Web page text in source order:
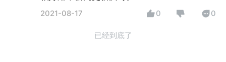
2021-08-17 0 0
已经到底了